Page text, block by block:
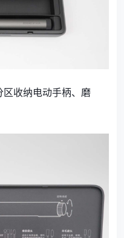
收纳电动手柄、磨